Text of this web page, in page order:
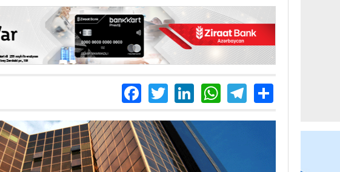
Facebook
TwitterLinkedIn
WhatsApp
Telegram
Share